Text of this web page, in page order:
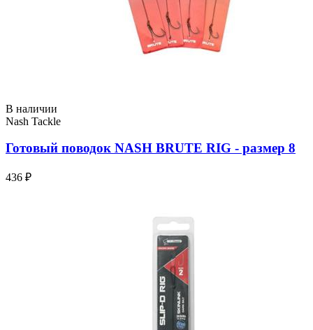
В наличии
Nash Tackle
Готовый поводок NASH BRUTE RIG - размер 8
436 ₽